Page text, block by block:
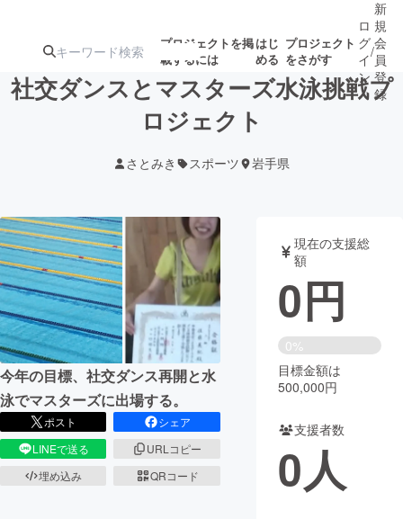
プロジェクトを掲
載するには
はじ
める
プロジェクト
をさがす
ジェクト
募集終了が近いプ
ロジェクト
アート・写真 音楽
テクノロジー・ガジェット ゲーム・サ
映像・映画 書籍・雑誌
ビジネス・起業 チャレンジ
まちづくり・地域活性化
CAMPFIRE Creation
ロ
グ
イ
ン
/
新
規
会
員
登
録
社交ダンスとマスターズ水泳挑戦プ
ロジェクト
さとみき スポーツ 岩手県
今年の目標、社交ダンス再開と水
泳でマスターズに出場する。
ポスト
シェア
LINEで送る
URLコピー
埋め込み
QRコード
現在の支援総
額
0円
0%
目標金額は
500,000円
支援者数
0人